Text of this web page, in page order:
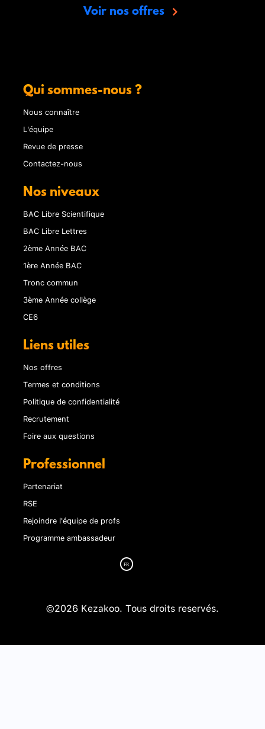
Voir nos offres
Qui sommes-nous ?
Nous connaître
L'équipe
Revue de presse
Contactez-nous
Nos niveaux
BAC Libre Scientifique
BAC Libre Lettres
2ème Année BAC
1ère Année BAC
Tronc commun
3ème Année collège
CE6
Liens utiles
Nos offres
Termes et conditions
Politique de confidentialité
Recrutement
Foire aux questions
Professionnel
Partenariat
RSE
Rejoindre l'équipe de profs
Programme ambassadeur
©2026 Kezakoo. Tous droits reservés.